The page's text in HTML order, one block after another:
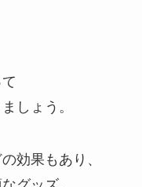
しょう。
効果もあり、